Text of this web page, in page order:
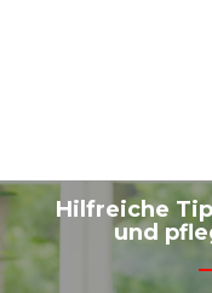
Hilfreiche
und